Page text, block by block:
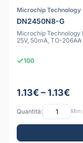
Microchip Technology
DN2450N8-G
Microchip Technology
25V, 50mA, TO-206AA
100
1.13€ – 1.13€
Quantità: Min: